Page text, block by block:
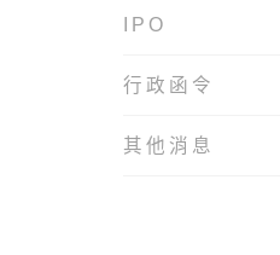
IPO
行政函令
其他消息